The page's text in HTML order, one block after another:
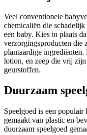
Veel conventionele
chemicaliën die
een baby. Kies in plaats
verzorgingsproducten die
plantaardige
lotion, en zeep die vrij
geurstoffen.
Duurzaam
Speelgoed is een populair
gemaakt van plastic en
duurzaam speelgoed